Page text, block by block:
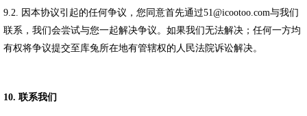
9.2. 因本协议引起的任何争议， 您同意首先通过51@icootoo.com与我们
联系， 我们会尝试与您一起解决争议。如果我们无法解决 ；任何一方均
有权将争议提交至 库兔所在地有管辖权的人民法院诉讼解决。
10. 联系我们